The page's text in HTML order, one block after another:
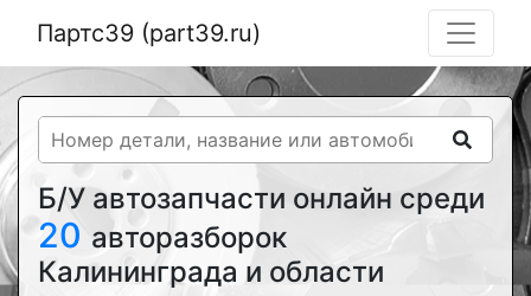
Партс39 (part39.ru)
Б/У автозапчасти онлайн среди
20 авторазборок
Калининграда и области